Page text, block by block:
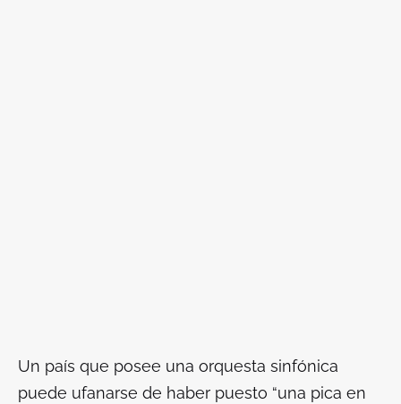
Un país que posee una orquesta sinfónica
puede ufanarse de haber puesto “una pica en